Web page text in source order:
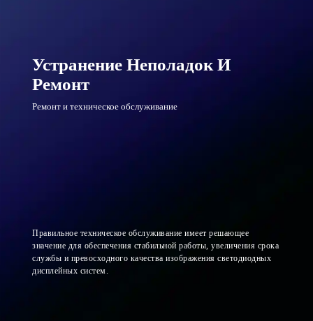
Устранение Неполадок И
Ремонт
Ремонт и техническое обслуживание
Правильное техническое обслуживание имеет решающее
значение для обеспечения стабильной работы, увеличения срока
службы и превосходного качества изображения светодиодных
дисплейных систем.